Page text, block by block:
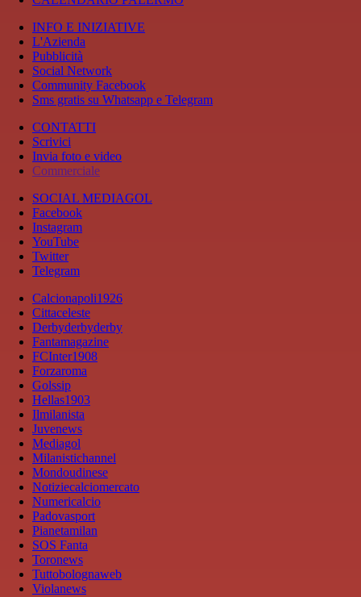
INFO E INIZIATIVE
L'Azienda
Pubblicità
Social Network
Community Facebook
Sms gratis su Whatsapp e Telegram
CONTATTI
Scrivici
Invia foto e video
Commerciale
SOCIAL MEDIAGOL
Facebook
Instagram
YouTube
Twitter
Telegram
Calcionapoli1926
Cittaceleste
Derbyderbyderby
Fantamagazine
FCInter1908
Forzaroma
Golssip
Hellas1903
Ilmilanista
Juvenews
Mediagol
Milanistichannel
Mondoudinese
Notiziecalciomercato
Numericalcio
Padovasport
Pianetamilan
SOS Fanta
Toronews
Tuttobolognaweb
Violanews